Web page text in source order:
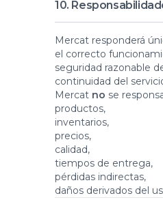
10.
Mercat responderá
el correcto
seguridad razonable
continuidad del
Mercat no se
productos,
inventarios,
precios,
calidad,
tiempos de entrega,
pérdidas indirectas,
daños derivados del